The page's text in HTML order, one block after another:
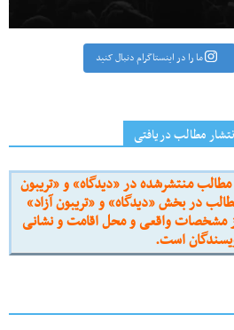
ما را در اینستاگرام دنبال کنید
مطالب دریافتی
منتشرشده در «دیدگاه» و «تریبون
در بخش «دیدگاه» و «تریبون آزاد»
مشخصات واقعی و محل اقامت و نشانی
است.